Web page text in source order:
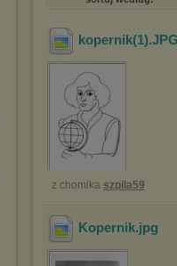
kopernik(1)
z chomika szpila59
Kopernik.jpg